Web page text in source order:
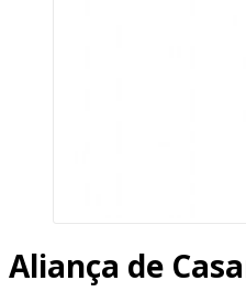
Aliança de